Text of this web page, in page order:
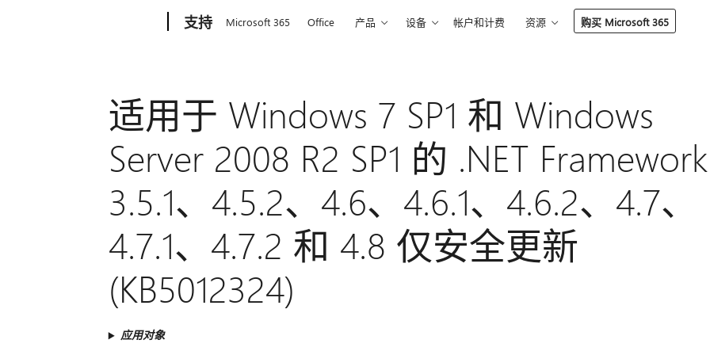
支持 Microsoft 365 Office 产品 设备 帐户和计费 资源 购买 Microsoft 365
适用于 Windows 7 SP1 和 Windows
Server 2008 R2 SP1 的 .NET Framework
3.5.1、4.5.2、4.6、4.6.1、4.6.2、4.7、
4.7.1、4.7.2 和 4.8 仅安全更新
(KB5012324)
应用对象